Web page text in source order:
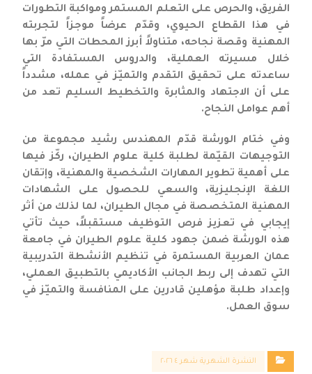
الفريق، والحرص على التعلم المستمر ومواكبة التطورات
في هذا القطاع الحيوي، وقدّم عرضاً موجزاً لتجربته
المهنية وقصة نجاحه، متناولاً أبرز المحطات التي مرّ بها
خلال مسيرته العملية، والدروس المستفادة التي
ساعدته على تحقيق التقدم والتميّز في عمله، مشدداً
على أن الاجتهاد والمثابرة والتخطيط السليم تعد من
أهم عوامل النجاح.
وفي ختام الورشة قدّم المهندس رشيد مجموعة من
التوجيهات القيّمة لطلبة كلية علوم الطيران، ركّز فيها
على أهمية تطوير المهارات الشخصية والمهنية، وإتقان
اللغة الإنجليزية، والسعي للحصول على الشهادات
المهنية المتخصصة في مجال الطيران، لما لذلك من أثر
إيجابي في تعزيز فرص التوظيف مستقبلاً، حيث تأتي
هذه الورشة ضمن جهود كلية علوم الطيران في جامعة
عمان العربية المستمرة في تنظيم الأنشطة التدريبية
التي تهدف إلى ربط الجانب الأكاديمي بالتطبيق العملي،
وإعداد طلبة مؤهلين قادرين على المنافسة والتميّز في
سوق العمل.
النشرة الشهرية شهر ٤ ٢٠٢٦